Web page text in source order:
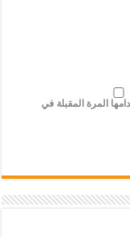
المرة المقبلة في